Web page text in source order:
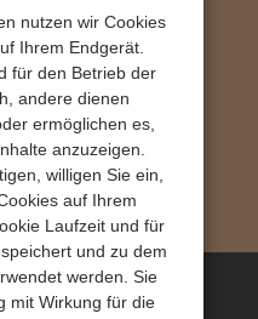
mbH 2023
nutzen wir Cookies
Ihrem Endgerät.
für den Betrieb der
andere dienen
ermöglichen es,
anzuzeigen.
willigen Sie ein,
auf Ihrem
Laufzeit und für
und zu dem
werden. Sie
mit Wirkung für die